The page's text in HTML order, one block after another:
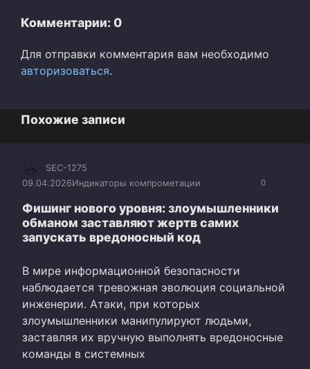
Комментарии: 0
Для отправки комментария вам необходимо
авторизоваться.
Похожие записи
0
SEC-1275
09.04.2026Индикаторы компрометации
Фишинг нового уровня: злоумышленники
обманом заставляют жертв самих
запускать вредоносный код
В мире информационной безопасности
наблюдается тревожная эволюция социальной
инженерии. Атаки, при которых
злоумышленники манипулируют людьми,
заставляя их вручную выполнять вредоносные
команды в системных